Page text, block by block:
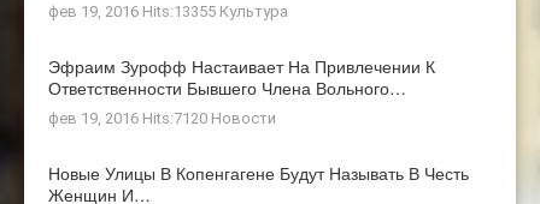
фев 19, 2016 Hits:13355 Культура
Эфраим Зурофф Настаивает На Привлечении К
Ответственности Бывшего Члена Вольного…
фев 19, 2016 Hits:7120 Новости
Новые Улицы В Копенгагене Будут Называть В Честь
Женщин И…